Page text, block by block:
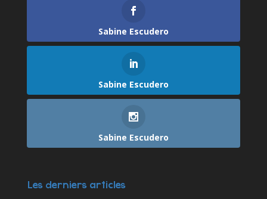
Sabine Escudero
Sabine Escudero
Sabine Escudero
Les derniers articles